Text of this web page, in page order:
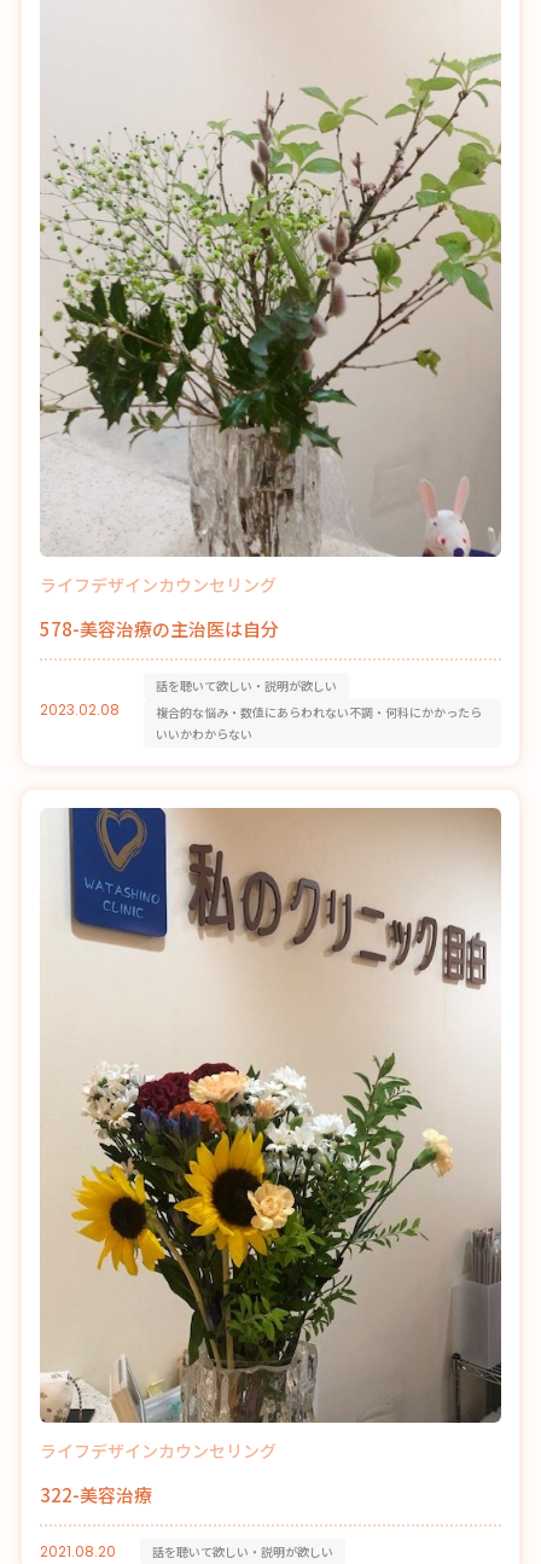
ライフデザインカウンセリング
578-美容治療の主治医は自分
2023.02.08
話を聴いて欲しい・説明が欲しい
複合的な悩み・数値にあらわれない不調・何科にかかったら
いいかわからない
ライフデザインカウンセリング
322-美容治療
2021.08.20 話を聴いて欲しい・説明が欲しい